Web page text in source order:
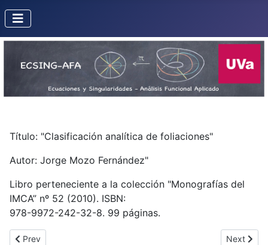
Título: "Clasificación analítica de foliaciones"
Autor: Jorge Mozo Fernández"
Libro perteneciente a la colección "Monografías del
IMCA” nº 52 (2010). ISBN:
978-9972-242-32-8. 99 páginas.
Previous article: Percolación relativa
Prev Next
Next